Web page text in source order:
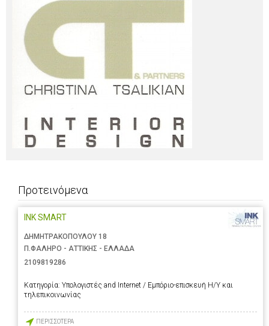
Προτεινόμενα
INK SMART
ΔΗΜΗΤΡΑΚΟΠΟΥΛΟΥ 18
Π.ΦΑΛΗΡΟ - ΑΤΤΙΚΗΣ - ΕΛΛΑΔΑ
2109819286
Κατηγορία: Υπολογιστές and Internet / Εμπόριο-επισκευή Η/Υ και
τηλεπικοινωνίας
ΠΕΡΙΣΣΟΤΕΡΑ